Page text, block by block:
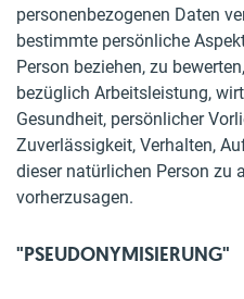
personenbezogenen Daten
bestimmte persönliche
Person beziehen, zu
bezüglich Arbeitsleistung,
Gesundheit, persönlicher
Zuverlässigkeit, Verhalten,
dieser natürlichen Person zu
vorherzusagen.
"PSEUDONYMISIERUNG"